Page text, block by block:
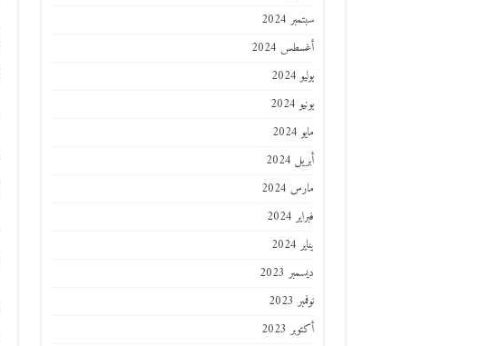
سبتمبر 2024
أغسطس 2024
يوليو 2024
يونيو 2024
مايو 2024
أبريل 2024
مارس 2024
فبراير 2024
يناير 2024
ديسمبر 2023
نوفمبر 2023
أكتوبر 2023